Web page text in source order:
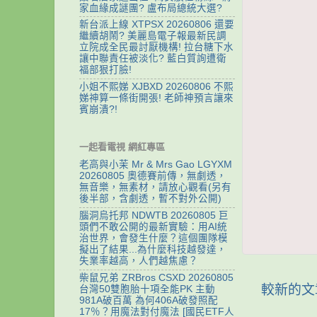
較新的
家血緣成謎團? 盧布局總統大選?
新台派上線 XTPSX 20260806 還要
繼續胡鬧? 美麗島電子報最新民調
立院成全民最討厭機構! 拉台糖下水
讓中聯責任被淡化? 藍白質詢遭衛
福部狠打臉!
小姐不熙娣 XJBXD 20260806 不熙
娣神算一條街開張! 老師神預言讓來
賓崩潰?!
一起看電視 網紅專區
老高與小茉 Mr & Mrs Gao LGYXM
20260805 奧德賽前傳，無劇透，
無音樂，無素材，請放心觀看(另有
後半部，含劇透，暫不對外公開)
腦洞烏托邦 NDWTB 20260805 巨
頭們不敢公開的最新實驗：用AI統
治世界，會發生什麼？這個團隊模
擬出了結果...為什麼科技越發達，
失業率越高，人們越焦慮？
柴鼠兄弟 ZRBros CSXD 20260805
台灣50雙胞胎十項全能PK 主動
981A破百萬 為何406A破發照配
17％？用魔法對付魔法 [國民ETF人